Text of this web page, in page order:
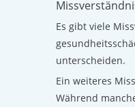
Es gibt viele
unterscheiden.
Ein weiteres
Während